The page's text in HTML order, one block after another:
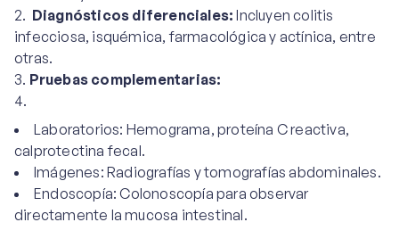
Diagnósticos diferenciales: Incluyen colitis
infecciosa, isquémica, farmacológica y actínica, entre
otras.
Pruebas complementarias:
Laboratorios: Hemograma, proteína C reactiva,
calprotectina fecal.
Imágenes: Radiografías y tomografías abdominales.
Endoscopía: Colonoscopía para observar
directamente la mucosa intestinal.